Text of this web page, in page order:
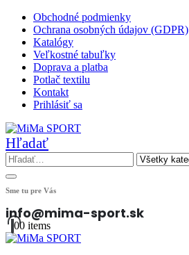
Obchodné podmienky
Ochrana osobných údajov (GDPR)
Katalógy
Veľkostné tabuľky
Doprava a platba
Potlač textilu
Kontakt
Prihlásiť sa
Hľadať
Sme tu pre Vás
info@mima-sport.sk
00 items